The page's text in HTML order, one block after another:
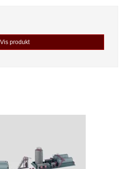
Vis produkt